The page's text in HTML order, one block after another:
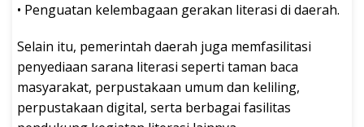
• Penguatan kelembagaan gerakan literasi di daerah.
Selain itu, pemerintah daerah juga memfasilitasi
penyediaan sarana literasi seperti taman baca
masyarakat, perpustakaan umum dan keliling,
perpustakaan digital, serta berbagai fasilitas